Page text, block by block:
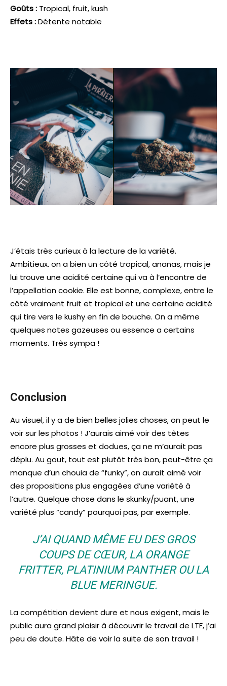
Goûts : Tropical, fruit, kush
Effets :Détente notable
J’étais très curieux à la lecture de la variété.
Ambitieux. on a bien un côté tropical, ananas, mais je
lui trouve une acidité certaine qui va à l’encontre de
l’appellation cookie. Elle est bonne, complexe, entre le
côté vraiment fruit et tropical et une certaine acidité
qui tire vers le kushy en fin de bouche. On a même
quelques notes gazeuses ou essence a certains
moments. Très sympa !
Conclusion
Au visuel, il y a de bien belles jolies choses, on peut le
voir sur les photos ! J’aurais aimé voir des têtes
encore plus grosses et dodues, ça ne m’aurait pas
déplu. Au gout, tout est plutôt très bon, peut-être ça
manque d’un chouia de “funky”, on aurait aimé voir
des propositions plus engagées d’une variété à
l’autre. Quelque chose dans le skunky/puant, une
variété plus “candy” pourquoi pas, par exemple.
J’AI QUAND MÊME EU DES GROS
COUPS DE CŒUR, LA ORANGE
FRITTER, PLATINIUM PANTHER OU LA
BLUE MERINGUE.
La compétition devient dure et nous exigent, mais le
public aura grand plaisir à découvrir le travail de LTF, j’ai
peu de doute. Hâte de voir la suite de son travail !